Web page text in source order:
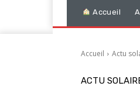
Accueil
Accueil Actu
ACTU